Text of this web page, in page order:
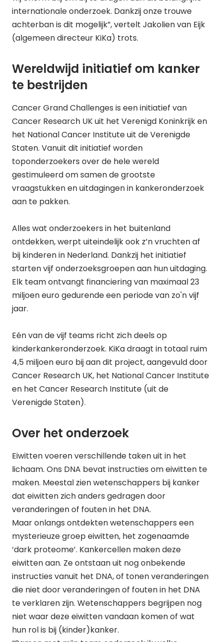
internationale onderzoek. Dankzij onze trouwe
achterban is dit mogelijk”, vertelt Jakolien van Eijk
(algemeen directeur KiKa) trots.
Wereldwijd initiatief om kanker
te bestrijden
Cancer Grand Challenges is een initiatief van
Cancer Research UK uit het Verenigd Koninkrijk en
het National Cancer Institute uit de Verenigde
Staten. Vanuit dit initiatief worden
toponderzoekers over de hele wereld
gestimuleerd om samen de grootste
vraagstukken en uitdagingen in kankeronderzoek
aan te pakken.
Alles wat onderzoekers in het buitenland
ontdekken, werpt uiteindelijk ook z’n vruchten af
bij kinderen in Nederland. Dankzij het initiatief
starten vijf onderzoeksgroepen aan hun uitdaging.
Elk team ontvangt financiering van maximaal 23
miljoen euro gedurende een periode van zo'n vijf
jaar.
Eén van de vijf teams richt zich deels op
kinderkankeronderzoek. KiKa draagt in totaal ruim
4,5 miljoen euro bij aan dit project, aangevuld door
Cancer Research UK, het National Cancer Institute
en het Cancer Research Institute (uit de
Verenigde Staten).
Over het onderzoek
Eiwitten voeren verschillende taken uit in het
lichaam. Ons DNA bevat instructies om eiwitten te
maken. Meestal zien wetenschappers bij kanker
dat eiwitten zich anders gedragen door
veranderingen of fouten in het DNA.
Maar onlangs ontdekten wetenschappers een
mysterieuze groep eiwitten, het zogenaamde
‘dark proteome’. Kankercellen maken deze
eiwitten aan. Ze ontstaan uit nog onbekende
instructies vanuit het DNA, of tonen veranderingen
die niet door veranderingen of fouten in het DNA
te verklaren zijn. Wetenschappers begrijpen nog
niet waar deze eiwitten vandaan komen of wat
hun rol is bij (kinder)kanker.